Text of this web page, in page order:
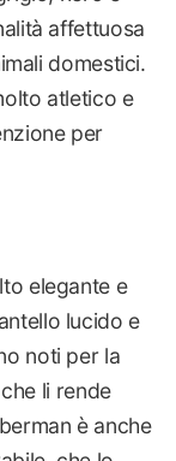
affettuosa
domestici.
atletico e
per
elegante e
lucido e
noti per la
li rende
è anche